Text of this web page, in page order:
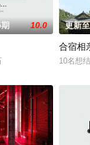
给当地居民带来欢乐
分手”的现在进行式离
10.0 更新
合宿相
10名想